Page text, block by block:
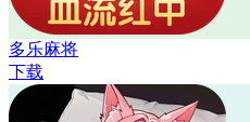
多乐麻将
下载